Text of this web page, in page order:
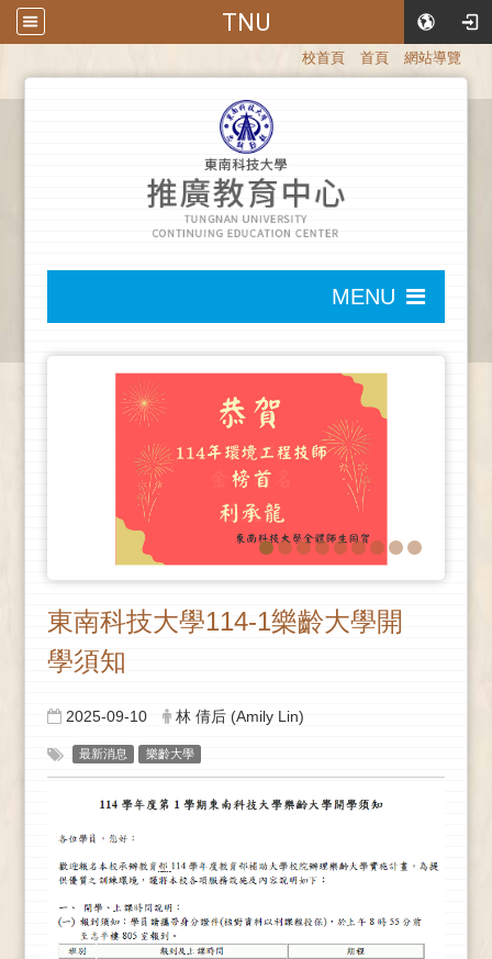
TNU
校首頁 首頁 網站導覽
MENU
東南科技大學114-1樂齡大學開
學須知
2025-09-10 林 倩后 (Amily Lin)
最新消息 樂齡大學